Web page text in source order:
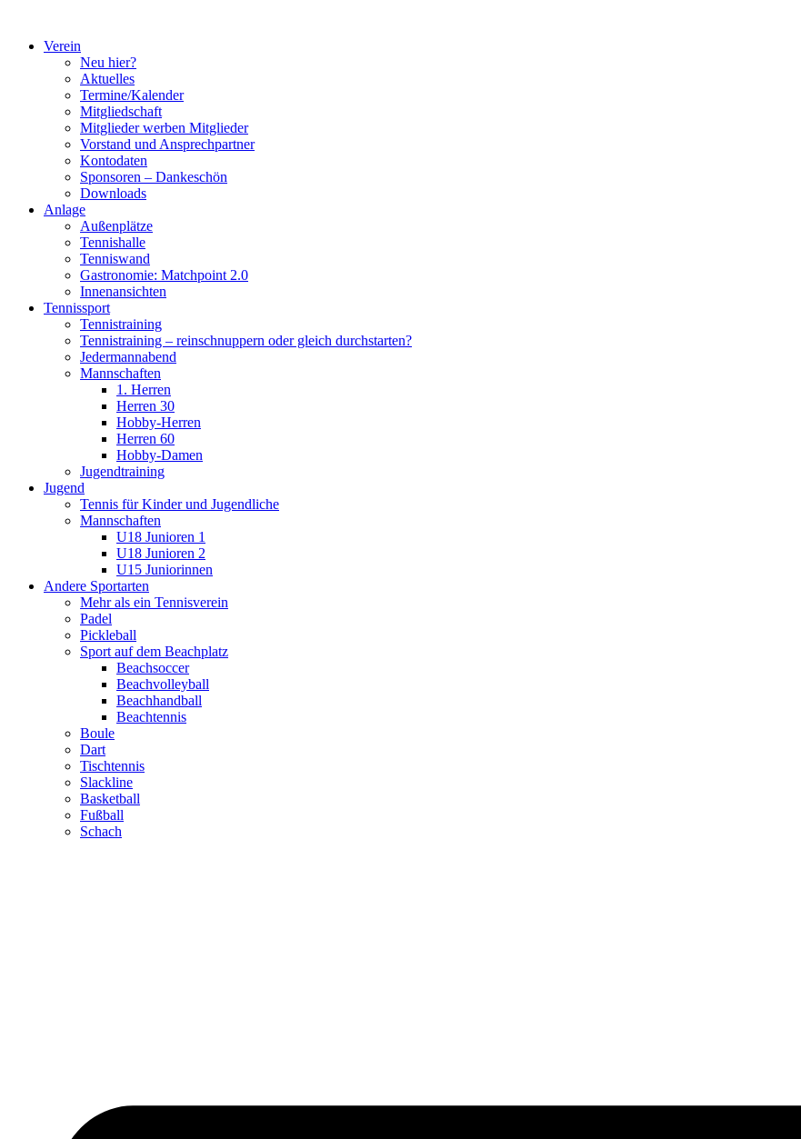
springenVerein
Neu hier?
Aktuelles
Termine/Kalender
Mitgliedschaft
Mitglieder werben Mitglieder
Vorstand und Ansprechpartner
Kontodaten
Sponsoren – Dankeschön
Downloads
Anlage
Außenplätze
Tennishalle
Tenniswand
Gastronomie: Matchpoint 2.0
Innenansichten
Tennissport
Tennistraining
Tennistraining – reinschnuppern oder gleich durchstarten?
Jedermannabend
Mannschaften
1. Herren
Herren 30
Hobby-Herren
Herren 60
Hobby-Damen
Jugendtraining
Jugend
Tennis für Kinder und Jugendliche
Mannschaften
U18 Junioren 1
U18 Junioren 2
U15 Juniorinnen
Andere Sportarten
Mehr als ein Tennisverein
Padel
Pickleball
Sport auf dem Beachplatz
Beachsoccer
Beachvolleyball
Beachhandball
Beachtennis
Boule
Dart
Tischtennis
Slackline
Basketball
Fußball
Schach